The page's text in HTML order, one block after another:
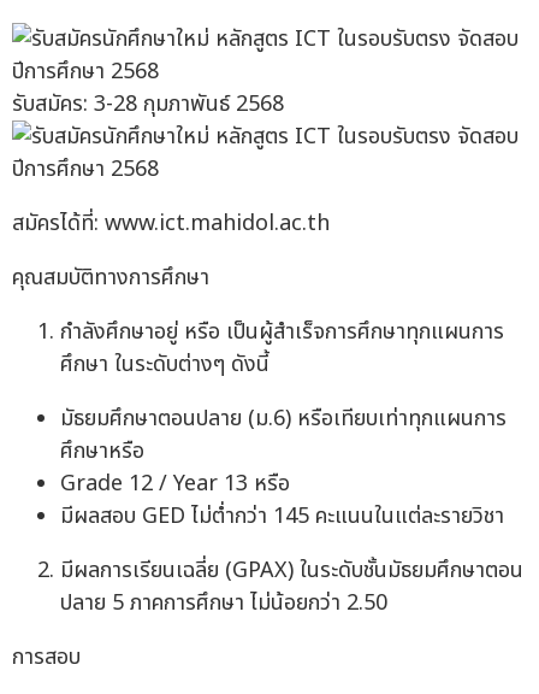
รับสมัคร: 3-28 กุมภาพันธ์ 2568
สมัครได้ที่: www.ict.mahidol.ac.th
คุณสมบัติทางการศึกษา
กำลังศึกษาอยู่ หรือ เป็นผู้สำเร็จการศึกษาทุกแผนการ
ศึกษา ในระดับต่างๆ ดังนี้
มัธยมศึกษาตอนปลาย (ม.6) หรือเทียบเท่าทุกแผนการ
ศึกษาหรือ
Grade 12 / Year 13 หรือ
มีผลสอบ GED ไม่ต่ำกว่า 145 คะแนนในแต่ละรายวิชา
มีผลการเรียนเฉลี่ย (GPAX) ในระดับชั้นมัธยมศึกษาตอน
ปลาย 5 ภาคการศึกษา ไม่น้อยกว่า 2.50
การสอบ